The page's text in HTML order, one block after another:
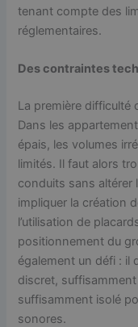
tenant compte des
réglementaires.
Des contraintes
La première difficulté
Dans les
épais, les volumes
limités. Il faut alors
conduits sans altérer
impliquer la création
l’utilisation de
positionnement du
également un défi : il
discret, suffisamment
suffisamment isolé
sonores.